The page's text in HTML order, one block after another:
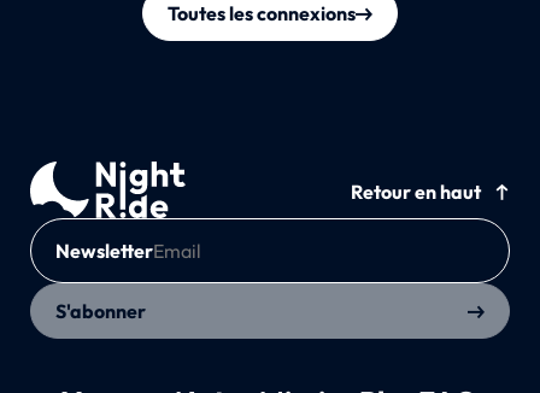
Toutes les connexions
Retour en haut
Newsletter
S'abonner